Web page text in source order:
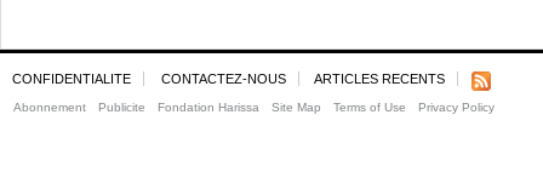
CONFIDENTIALITE CONTACTEZ-NOUS ARTICLES RECENTS
Abonnement Publicite Fondation Harissa Site Map Terms of Use Privacy Policy